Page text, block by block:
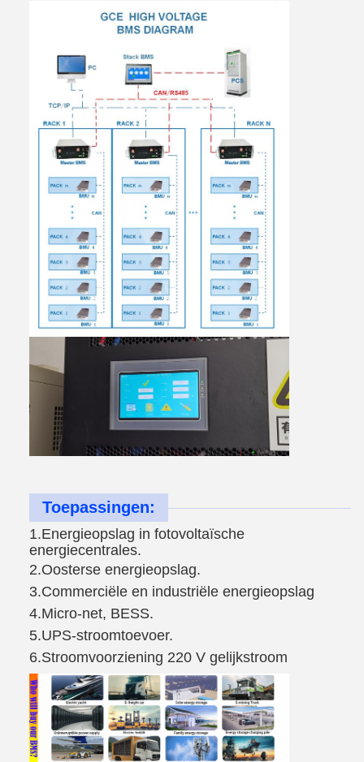
Toepassingen:
1.Energieopslag in fotovoltaïsche
energiecentrales.
2.Oosterse energieopslag.
3.Commerciële en industriële energieopslag
4.Micro-net, BESS.
5.UPS-stroomtoevoer.
6.Stroomvoorziening 220 V gelijkstroom